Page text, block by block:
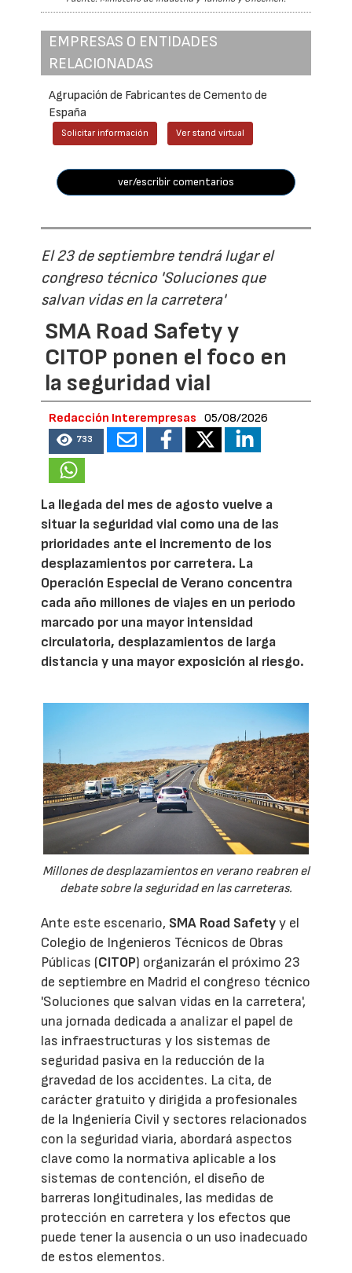
EMPRESAS O ENTIDADES
RELACIONADAS
Agrupación de Fabricantes de Cemento de
España
Solicitar información Ver stand virtual
ver/escribir comentarios
El 23 de septiembre tendrá lugar el
congreso técnico 'Soluciones que
salvan vidas en la carretera'
SMA Road Safety y
CITOP ponen el foco en
la seguridad vial
Redacción Interempresas 05/08/2026
733
La llegada del mes de agosto vuelve a
situar la seguridad vial como una de las
prioridades ante el incremento de los
desplazamientos por carretera. La
Operación Especial de Verano concentra
cada año millones de viajes en un periodo
marcado por una mayor intensidad
circulatoria, desplazamientos de larga
distancia y una mayor exposición al riesgo.
Millones de desplazamientos en verano reabren el
debate sobre la seguridad en las carreteras.
Ante este escenario, SMA Road Safetyy el
Colegio de Ingenieros Técnicos de Obras
Públicas (CITOP) organizarán el próximo 23
de septiembre en Madrid el congreso técnico
'Soluciones que salvan vidas en la carretera',
una jornada dedicada a analizar el papel de
las infraestructuras y los sistemas de
seguridad pasiva en la reducción de la
gravedad de los accidentes. La cita, de
carácter gratuito y dirigida a profesionales
de la Ingeniería Civil y sectores relacionados
con la seguridad viaria, abordará aspectos
clave como la normativa aplicable a los
sistemas de contención, el diseño de
barreras longitudinales, las medidas de
protección en carretera y los efectos que
puede tener la ausencia o un uso inadecuado
de estos elementos.